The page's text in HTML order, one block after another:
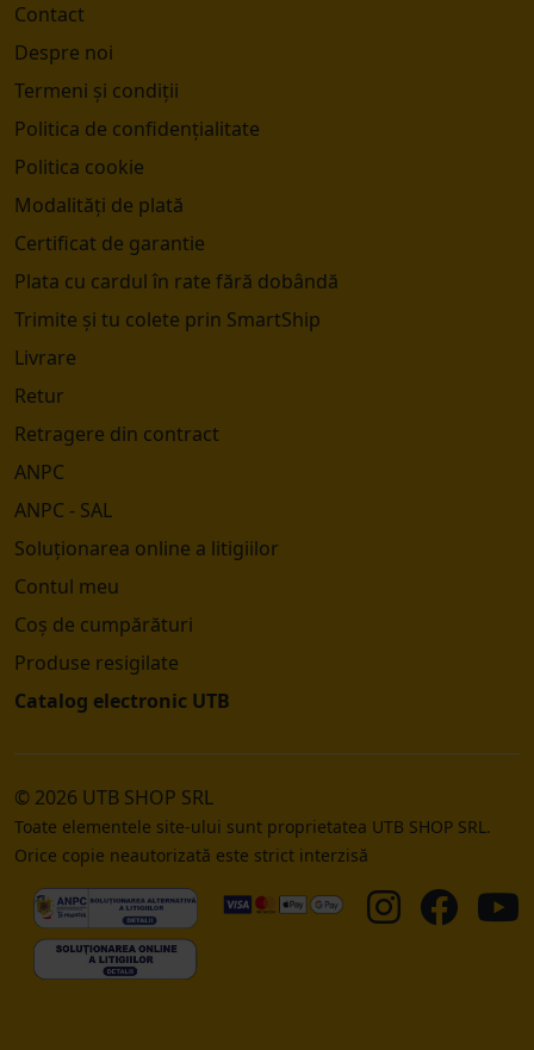
Contact
Despre noi
Termeni și condiții
Politica de confidențialitate
Politica cookie
Modalități de plată
Certificat de garantie
Plata cu cardul în rate fără dobândă
Trimite și tu colete prin SmartShip
Livrare
Retur
Retragere din contract
ANPC
ANPC - SAL
Soluționarea online a litigiilor
Contul meu
Coș de cumpărături
Produse resigilate
Catalog electronic UTB
© 2026 UTB SHOP SRL
Toate elementele site-ului sunt proprietatea UTB SHOP SRL.
Orice copie neautorizată este strict interzisă